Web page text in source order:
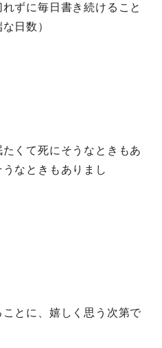
ずに毎日書き続けること
日数）
くて死にそうなときもあ
なときもありまし
とに、嬉しく思う次第で